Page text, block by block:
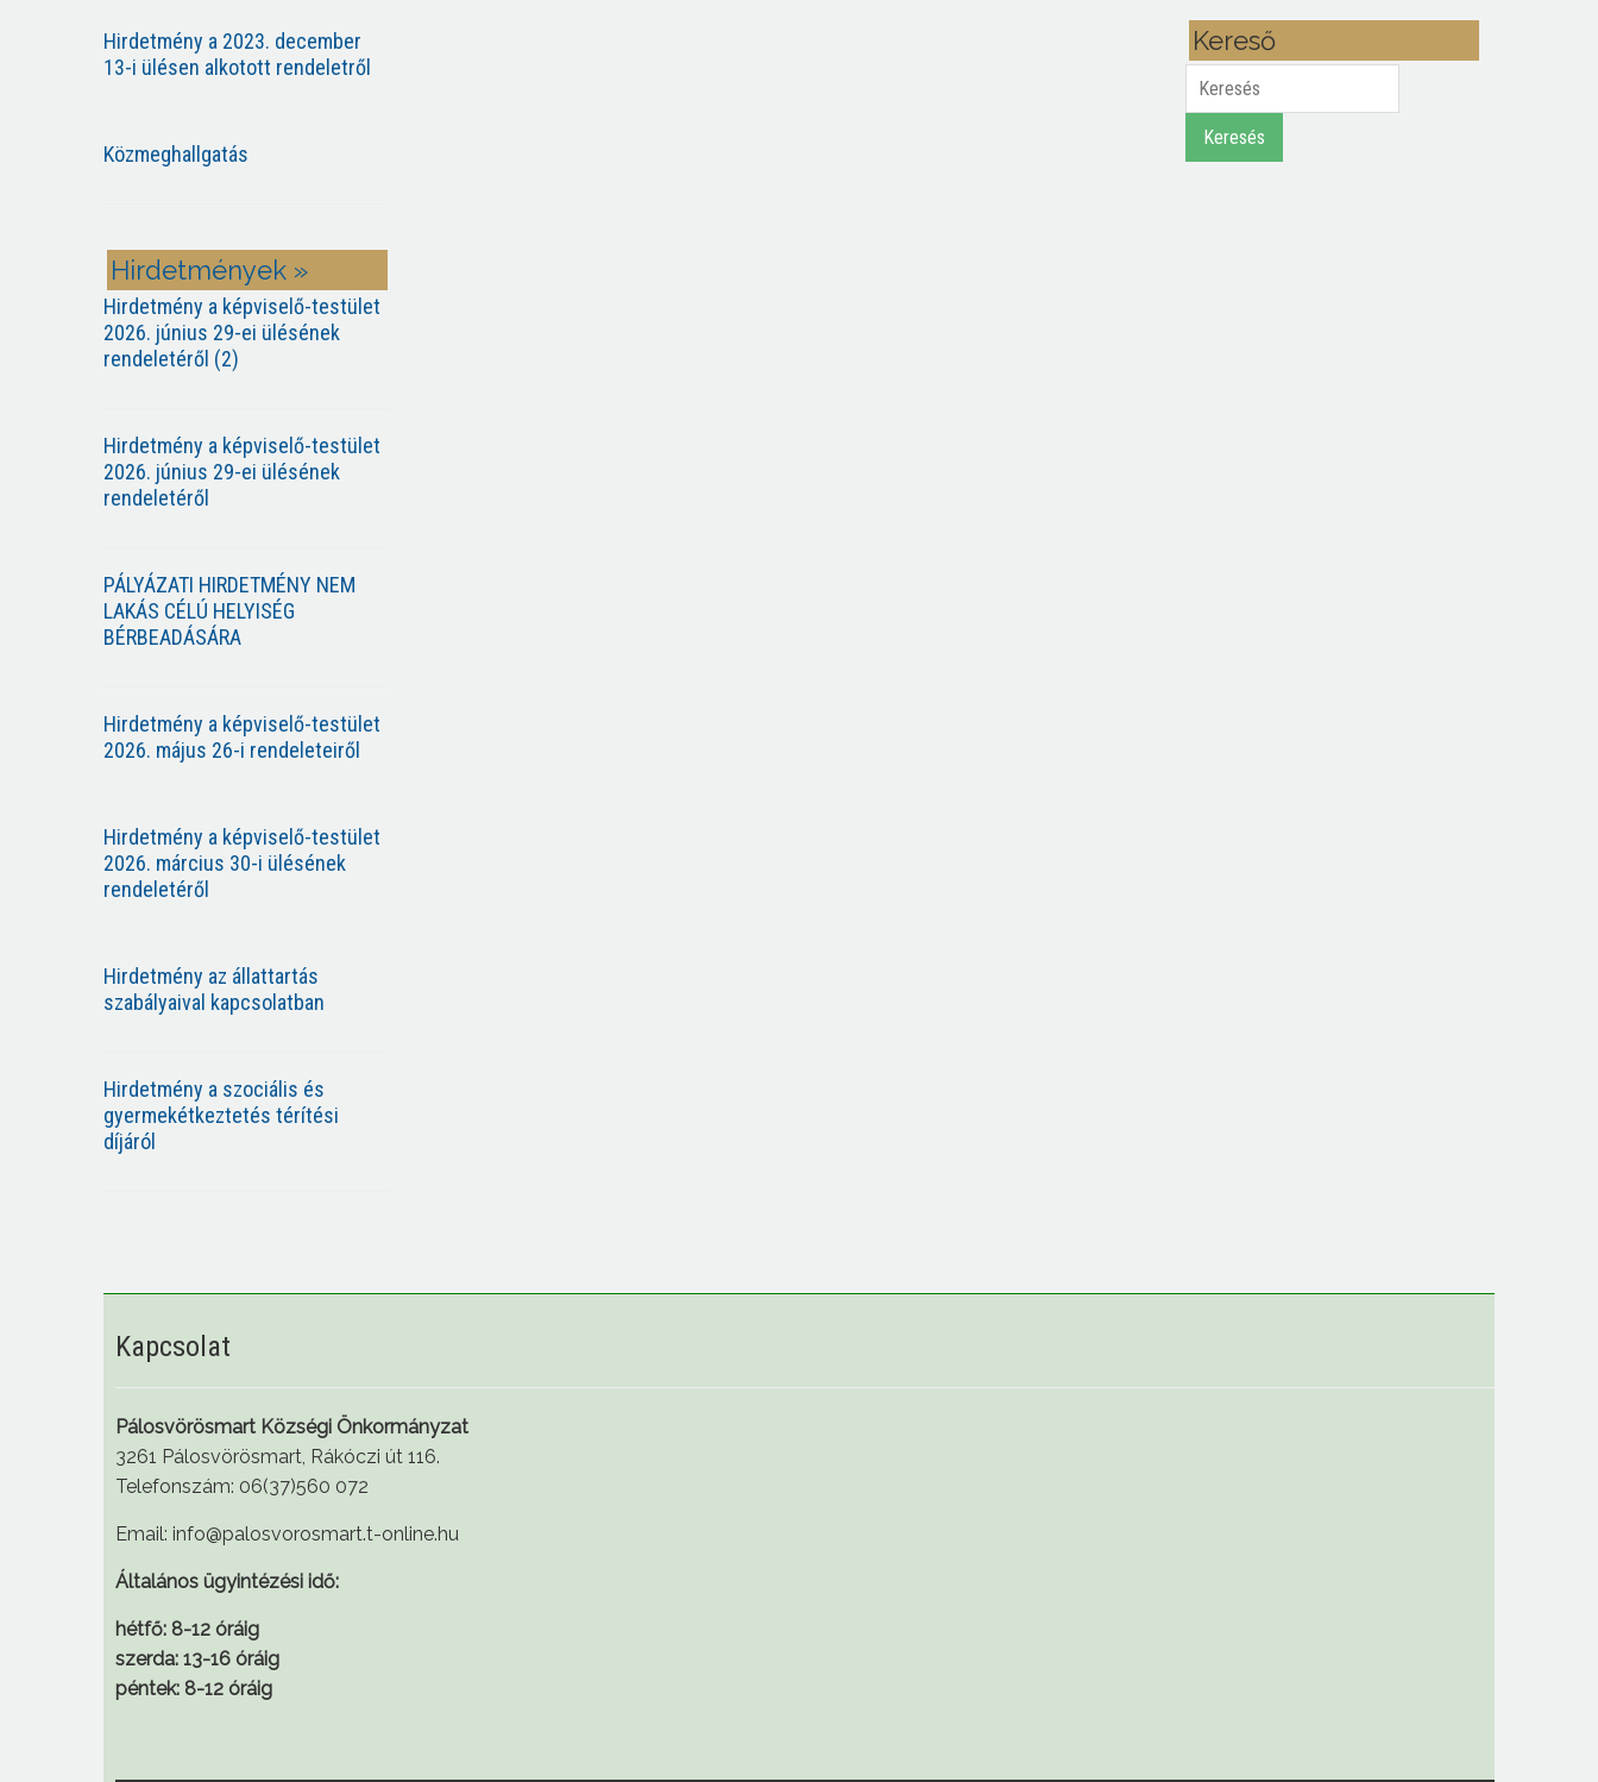
Hirdetmény a 2023. december
13-i ülésen alkotott rendeletről
Közmeghallgatás
Hirdetmények »
Hirdetmény a képviselő-testület
2026. június 29-ei ülésének
rendeletéről (2)
Hirdetmény a képviselő-testület
2026. június 29-ei ülésének
rendeletéről
PÁLYÁZATI HIRDETMÉNY NEM
LAKÁS CÉLÚ HELYISÉG
BÉRBEADÁSÁRA
Hirdetmény a képviselő-testület
2026. május 26-i rendeleteiről
Hirdetmény a képviselő-testület
2026. március 30-i ülésének
rendeletéről
Hirdetmény az állattartás
szabályaival kapcsolatban
Hirdetmény a szociális és
gyermekétkeztetés térítési
díjáról
Kereső
Keresés
Keresés
Kapcsolat
Pálosvörösmart Községi Önkormányzat
3261 Pálosvörösmart, Rákóczi út 116.
Telefonszám: 06(37)560 072
Email: info@palosvorosmart.t-online.hu
Általános ügyintézési idő:
hétfő: 8-12 óráig
szerda: 13-16 óráig
péntek: 8-12 óráig